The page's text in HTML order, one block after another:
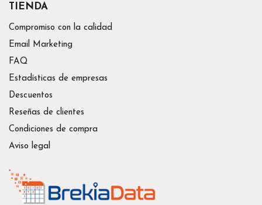
TIENDA
Compromiso con la calidad
Email Marketing
FAQ
Estadísticas de empresas
Descuentos
Reseñas de clientes
Condiciones de compra
Aviso legal